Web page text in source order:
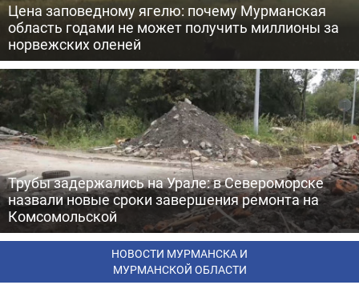
Цена заповедному ягелю: почему Мурманская
область годами не может получить миллионы за
норвежских оленей
Трубы задержались на Урале: в Североморске
назвали новые сроки завершения ремонта на
Комсомольской
НОВОСТИ МУРМАНСКА И
МУРМАНСКОЙ ОБЛАСТИ